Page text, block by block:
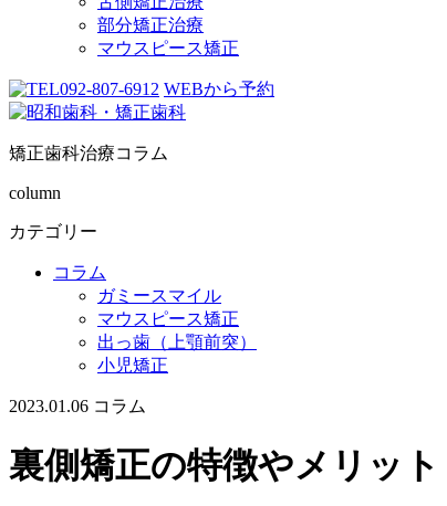
部分矯正治療
マウスピース矯正
092-807-6912 WEBから予約
矯正歯科治療コラム
column
カテゴリー
コラム
ガミースマイル
マウスピース矯正
出っ歯（上顎前突）
小児矯正
2023.01.06 コラム
裏側矯正の特徴やメリッ